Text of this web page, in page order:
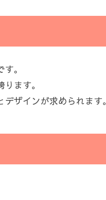
。
ます。
ザインが求められます。